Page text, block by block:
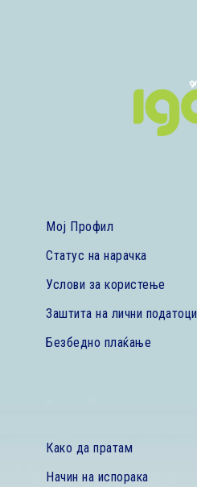
Мој Профил
Статус на нарачка
Услови за користење
Заштита на лични податоци
Безбедно плаќање
Како да пратам
Начин на испорака